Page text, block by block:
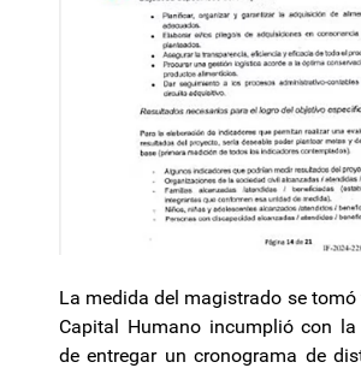
La medida del magistrado se
Capital Humano incumplió con
de entregar un cronograma de